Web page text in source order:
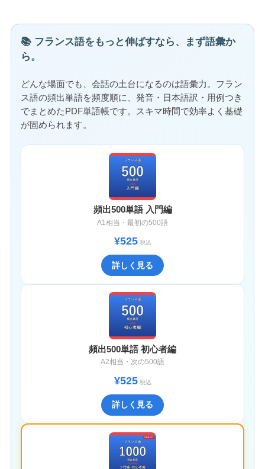
📚 フランス語をもっと伸ばすなら、まず語彙か
ら。
どんな場面でも、会話の土台になるのは語彙力。フラン
ス語の頻出単語を頻度順に、発音・日本語訳・用例つき
でまとめたPDF単語帳です。スキマ時間で効率よく基礎
が固められます。
頻出500単語 入門編
A1相当・最初の500語
¥525税込
詳しく見る
頻出500単語 初心者編
A2相当・次の500語
¥525税込
詳しく見る